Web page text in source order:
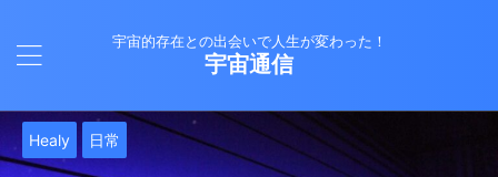
宇宙的存在との出会いで人生が変わった！
宇宙通信
日常 津留晃一
バシャール 津留晃一
Healy 日常
バシャール
日常
日常
Healy 日常 津留晃一
日常
Healy 日常
日常